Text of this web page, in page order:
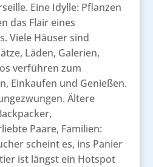
Eine Idylle: Pflanzen
das Flair eines
Viele Häuser sind
Läden, Galerien,
verführen zum
Einkaufen und Genießen.
Ältere
Paare, Familien:
scheint es, ins Panier
ist längst ein Hotspot